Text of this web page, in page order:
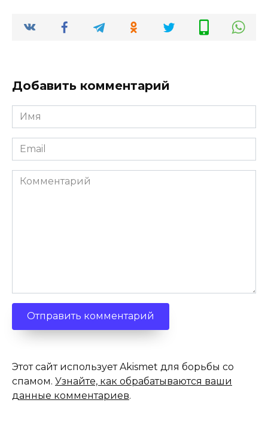
Добавить комментарий
Имя
*
Email
*
Комментарий
Этот сайт использует Akismet для борьбы со
спамом. Узнайте, как обрабатываются ваши
данные комментариев.